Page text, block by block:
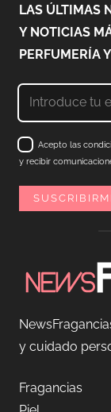
LAS ÚLTIMAS
Y NOTICIAS
PERFUMERÍA
Acepto las
y recibir
y cuidado
Fragancias